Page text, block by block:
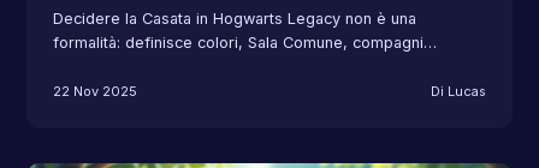
Decidere la Casata in Hogwarts Legacy non è una
formalità: definisce colori, Sala Comune, compagni…
22 Nov 2025 Di Lucas